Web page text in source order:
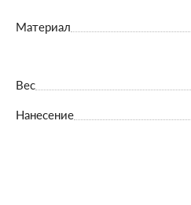
Материал
Вес
Нанесение